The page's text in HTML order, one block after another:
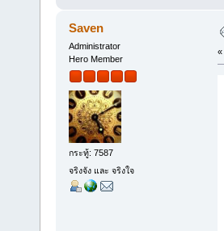
Saven
Administrator
Hero Member
กระทู้: 7587
จริงจัง และ จริงใจ
«